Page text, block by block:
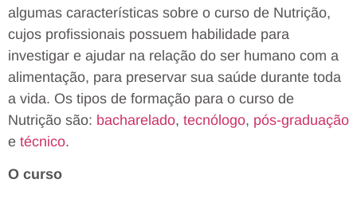
algumas características sobre o curso de Nutrição,
cujos profissionais possuem habilidade para
investigar e ajudar na relação do ser humano com a
alimentação, para preservar sua saúde durante toda
a vida. Os tipos de formação para o curso de
Nutrição são: bacharelado, tecnólogo, pós-graduação
e técnico.
O curso